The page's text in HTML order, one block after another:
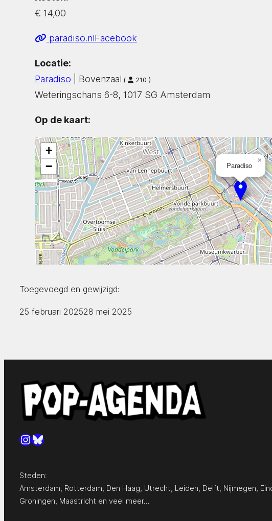
€ 14,00
paradiso.nlFacebook
Locatie:
Paradiso | Bovenzaal ( 210 )
Weteringschans 6-8, 1017 SG Amsterdam
Op de kaart:
Paradiso
×
+
−
Toegevoegd en gewijzigd:
25 februari 202528 mei 2025
Instagram
Bluesky
Steden:
Amsterdam Rotterdam Den Haag Utrecht Leiden Delft Nijmegen
Groningen Maastricht en veel meer…